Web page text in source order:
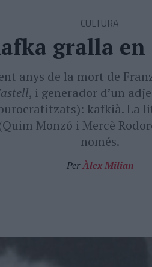
CULTURA
gralla en
anys de la mort de
, i generador d’un
kafkià.
Monzó i Mercè
només.
PerÀlex Milian